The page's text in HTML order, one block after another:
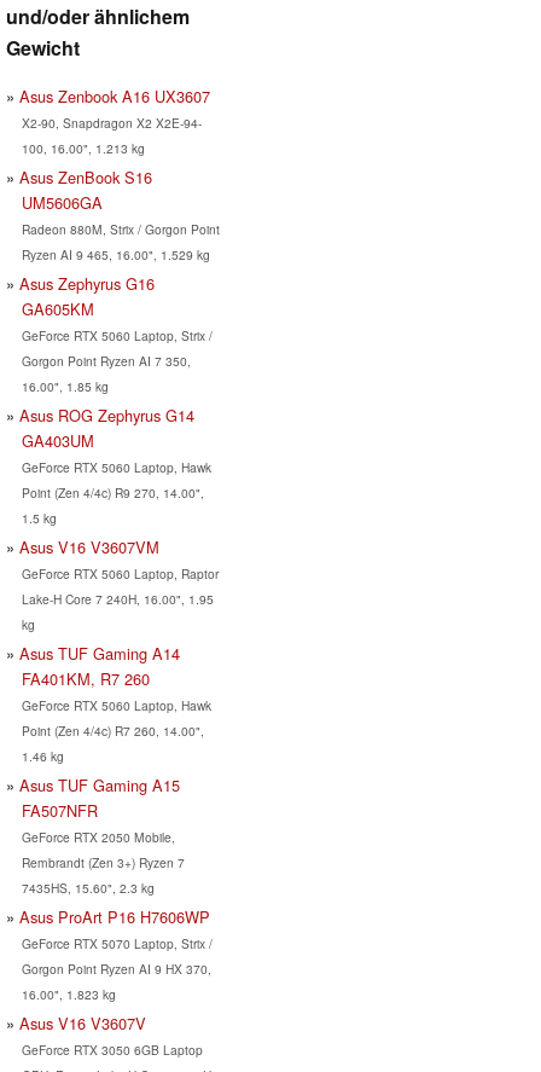
und/oder ähnlichem
Gewicht
Asus Zenbook A16 UX3607
X2-90, Snapdragon X2 X2E-94-
100, 16.00", 1.213 kg
Asus ZenBook S16
UM5606GA
Radeon 880M, Strix / Gorgon Point
Ryzen AI 9 465, 16.00", 1.529 kg
Asus Zephyrus G16
GA605KM
GeForce RTX 5060 Laptop, Strix /
Gorgon Point Ryzen AI 7 350,
16.00", 1.85 kg
Asus ROG Zephyrus G14
GA403UM
GeForce RTX 5060 Laptop, Hawk
Point (Zen 4/4c) R9 270, 14.00",
1.5 kg
Asus V16 V3607VM
GeForce RTX 5060 Laptop, Raptor
Lake-H Core 7 240H, 16.00", 1.95
kg
Asus TUF Gaming A14
FA401KM, R7 260
GeForce RTX 5060 Laptop, Hawk
Point (Zen 4/4c) R7 260, 14.00",
1.46 kg
Asus TUF Gaming A15
FA507NFR
GeForce RTX 2050 Mobile,
Rembrandt (Zen 3+) Ryzen 7
7435HS, 15.60", 2.3 kg
Asus ProArt P16 H7606WP
GeForce RTX 5070 Laptop, Strix /
Gorgon Point Ryzen AI 9 HX 370,
16.00", 1.823 kg
Asus V16 V3607V
GeForce RTX 3050 6GB Laptop